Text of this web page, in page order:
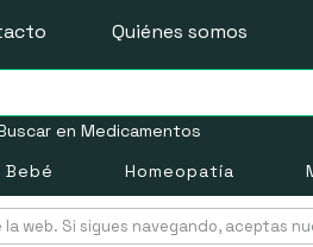
en Medicamentos
Quiénes somos
Bebé Homeopatía
web. Si sigues navegando, aceptas